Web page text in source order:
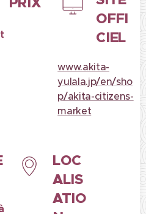
OFFI
CIEL
www.akita-
yulala.jp/en/sho
p/akita-citizens-
market
LOC
ALIS
ATIO